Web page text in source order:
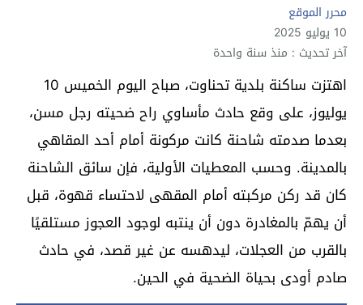
محرر الموقع
10 يوليو 2025
آخر تحديث : منذ سنة واحدة
اهتزت ساكنة بلدية تحناوت، صباح اليوم الخميس 10
يوليوز، على وقع حادث مأساوي راح ضحيته رجل مسن،
بعدما صدمته شاحنة كانت مركونة أمام أحد المقاهي
بالمدينة. وحسب المعطيات الأولية، فإن سائق الشاحنة
كان قد ركن مركبته أمام المقهى لاحتساء قهوة، قبل
أن يهمّ بالمغادرة دون أن ينتبه لوجود العجوز مستلقيًا
بالقرب من العجلات، ليدهسه عن غير قصد، في حادث
صادم أودى بحياة الضحية في الحين.